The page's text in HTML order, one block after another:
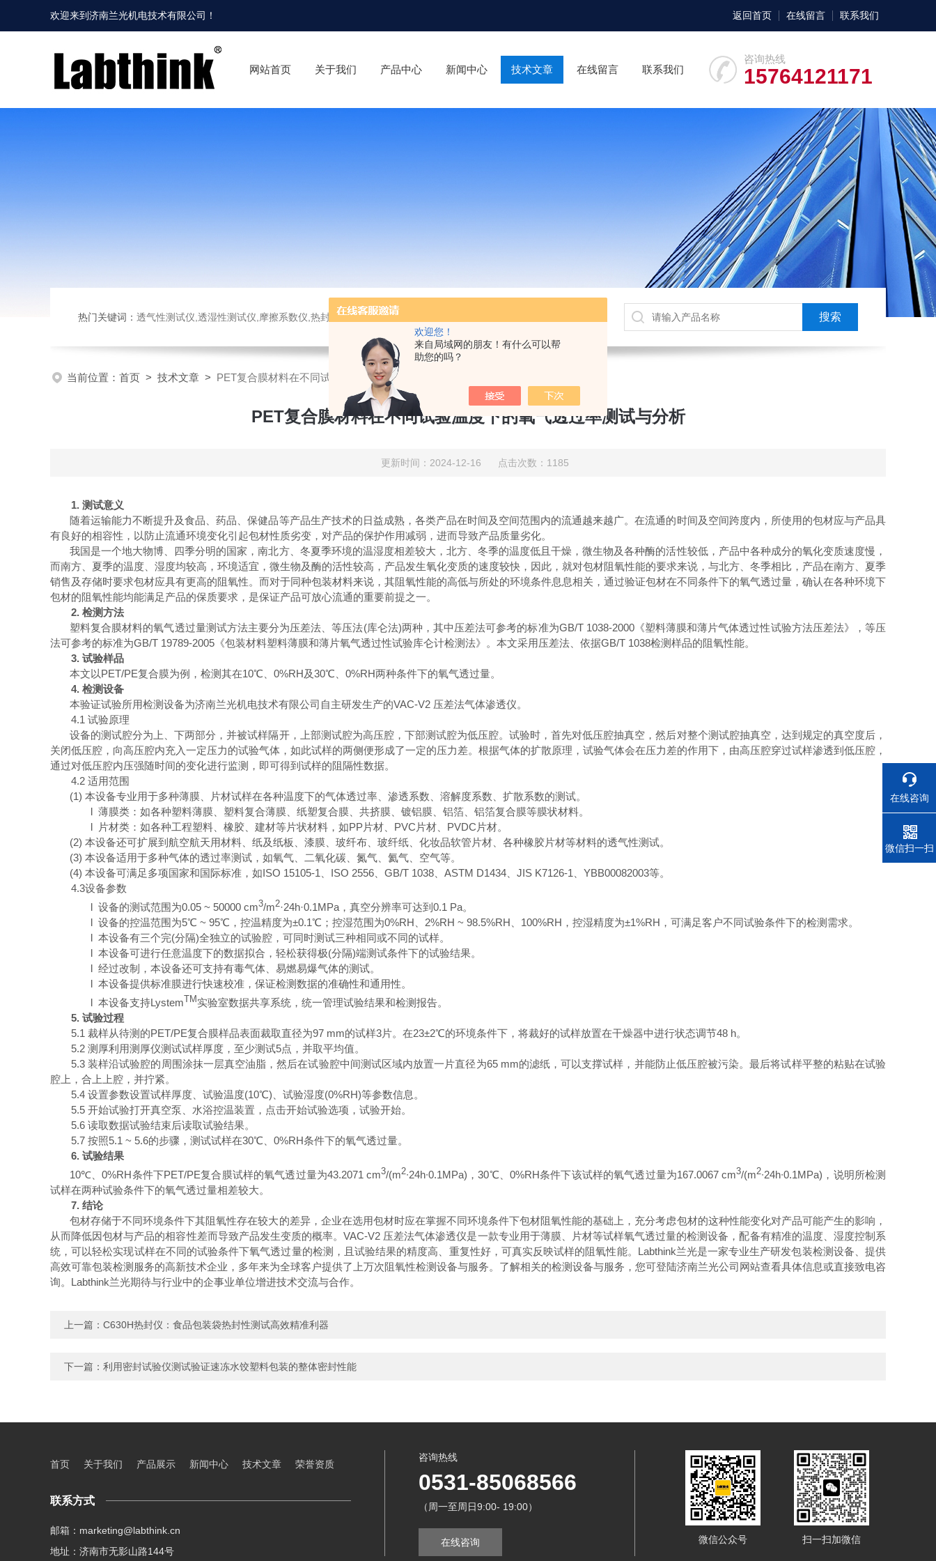
欢迎您！
来自局域网的朋友！有什么可以帮
助您的吗？
欢迎来到济南兰光机电技术有限公司 ！ 返回首页 在线留言 联系我们
咨询热线
15764121171
网站首页 关于我们 产品中心 新闻中心 技术文章 在线留言 联系我们
热门关键词： 透气性测试仪,透湿性测试仪,摩擦系数仪,热封试验仪,密封试验仪,等压法透氧仪,电子拉力试验机,测厚仪,瓶盖扭矩仪,顶空残氧仪
当前位置： 首页 > 技术文章 > PET复合膜材料在不同试验温度下的氧气透过率测试与分析
PET复合膜材料在不同试验温度下的氧气透过率测试与分析
更新时间：2024-12-16 点击次数：1185
1. 测试意义
随着运输能力不断提升及食品、药品、保健品等产品生产技术的日益成熟，各类产品在时间及空间范围内的流通越来越广。在流通的时间及空间跨度内，所使用的包材应与产品具
有良好的相容性，以防止流通环境变化引起包材性质劣变，对产品的保护作用减弱，进而导致产品质量劣化。
我国是一个地大物博、四季分明的国家，南北方、冬夏季环境的温湿度相差较大，北方、冬季的温度低且干燥，微生物及各种酶的活性较低，产品中各种成分的氧化变质速度慢，
而南方、夏季的温度、湿度均较高，环境适宜，微生物及酶的活性较高，产品发生氧化变质的速度较快，因此，就对包材阻氧性能的要求来说，与北方、冬季相比，产品在南方、夏季
销售及存储时要求包材应具有更高的阻氧性。而对于同种包装材料来说，其阻氧性能的高低与所处的环境条件息息相关，通过验证包材在不同条件下的氧气透过量，确认在各种环境下
包材的阻氧性能均能满足产品的保质要求，是保证产品可放心流通的重要前提之一。
2. 检测方法
塑料复合膜材料的氧气透过量测试方法主要分为压差法、等压法(库仑法)两种，其中压差法可参考的标准为GB/T 1038-2000《塑料薄膜和薄片气体透过性试验方法压差法》，等压
法可参考的标准为GB/T 19789-2005 《包装材料塑料薄膜和薄片氧气透过性试验库仑计检测法》。本文采用压差法、依据GB/T 1038检测样品的阻氧性能。
3. 试验样品
本文以PET/PE复合膜为例，检测其在10℃ 0%RH及30℃ 0%RH两种条件下的氧气透过量。
4. 检测设备
本验证试验所用检测设备为济南兰光机电技术有限公司自主研发生产的VAC-V2 压差法气体渗透仪。
4.1 试验原理
设备的测试腔分为上、下两部分，并被试样隔开，上部测试腔为高压腔，下部测试腔为低压腔。试验时，首先对低压腔抽真空，然后对整个测试腔抽真空，达到规定的真空度后，
关闭低压腔，向高压腔内充入一定压力的试验气体，如此试样的两侧便形成了一定的压力差。根据气体的扩散原理，试验气体会在压力差的作用下，由高压腔穿过试样渗透到低压腔，
通过对低压腔内压强随时间的变化进行监测，即可得到试样的阻隔性数据。
4.2 适用范围
(1) 本设备专业用于多种薄膜、片材试样在各种温度下的气体透过率、渗透系数、溶解度系数、扩散系数的测试。
l 薄膜类：如各种塑料薄膜、塑料复合薄膜、纸塑复合膜、共挤膜、镀铝膜、铝箔、铝箔复合膜等膜状材料。
l
片材类：如各种工程塑料、橡胶、建材等片状材料，如PP片材、 PVC 片材、 PVDC 片材。
(2) 本设备还可扩展到航空航天用材料、纸及纸板、漆膜、玻纤布、玻纤纸、化妆品软管片材、各种橡胶片材等材料的透气性测试。
(3) 本设备适用于多种气体的透过率测试，如氧气、二氧化碳、氮气、氦气、空气等。
(4) 本设备可满足多项国家和国际标准，如ISO 15105-1 ISO 2556 GB/T 1038 ASTM D1434 JIS K7126-1 YBB00082003等。
4.3设备参数
l 设备的测试范围为0.05 ~ 50000 cm3/m2·24h·0.1MPa ，真空分辨率可达到 0.1 Pa。
l 设备的控温范围为5℃ ~ 95℃ ，控温精度为±0.1℃ ；控湿范围为0%RH 2%RH ~ 98.5%RH 100%RH ，控湿精度为±1%RH ，可满足客户不同试验条件下的检测需求。
l 本设备有三个完(分隔)全独立的试验腔，可同时测试三种相同或不同的试样。
l 本设备可进行任意温度下的数据拟合，轻松获得极(分隔)端测试条件下的试验结果。
l 经过改制，本设备还可支持有毒气体、易燃易爆气体的测试。
l 本设备提供标准膜进行快速校准，保证检测数据的准确性和通用性。
l 本设备支持Lystem TM 实验室数据共享系统，统一管理试验结果和检测报告。
5. 试验过程
5.1 裁样从待测的PET/PE复合膜样品表面裁取直径为97 mm的试样3片。在23±2℃的环境条件下，将裁好的试样放置在干燥器中进行状态调节48 h。
5.2 测厚利用测厚仪测试试样厚度，至少测试5点，并取平均值。
5.3 装样沿试验腔的周围涂抹一层真空油脂，然后在试验腔中间测试区域内放置一片直径为65 mm的滤纸，可以支撑试样，并能防止低压腔被污染。最后将试样平整的粘贴在试验
腔上，合上上腔，并拧紧。
5.4 设置参数设置试样厚度、试验温度(10℃) 、试验湿度(0%RH)等参数信息。
5.5 开始试验打开真空泵、水浴控温装置，点击开始试验选项，试验开始。
5.6 读取数据试验结束后读取试验结果。
5.7 按照5.1 ~ 5.6的步骤，测试试样在30℃ 0%RH条件下的氧气透过量。
6. 试验结果
10℃ 、0%RH条件下PET/PE复合膜试样的氧气透过量为43.2071 cm3/(m2∙24h∙0.1MPa) ，30℃ 0%RH条件下该试样的氧气透过量为167.0067 cm3/(m2∙24h∙0.1MPa) ，说明所检测
试样在两种试验条件下的氧气透过量相差较大。
7. 结论
包材存储于不同环境条件下其阻氧性存在较大的差异，企业在选用包材时应在掌握不同环境条件下包材阻氧性能的基础上，充分考虑包材的这种性能变化对产品可能产生的影响，
从而降低因包材与产品的相容性差而导致产品发生变质的概率。VAC-V2 压差法气体渗透仪是一款专业用于薄膜、片材等试样氧气透过量的检测设备，配备有精准的温度、湿度控制系
统，可以轻松实现试样在不同的试验条件下氧气透过量的检测，且试验结果的精度高、重复性好，可真实反映试样的阻氧性能。 Labthink兰光是一家专业生产研发包装检测设备、提供
高效可靠包装检测服务的高新技术企业， 多年来为全球客户提供了上万次阻氧性检测设备与服务。了解相关的检测设备与服务，您可登陆济南兰光公司网站查看具体信息或直接致电咨
询。 Labthink兰光期待与行业中的企事业单位增进技术交流与合作。
上一篇： C630H热封仪：食品包装袋热封性测试高效精准利器
下一篇： 利用密封试验仪测试验证速冻水饺塑料包装的整体密封性能
首页 关于我们 产品展示 新闻中心 技术文章 荣誉资质
联系方式
邮箱：marketing@labthink.cn
地址：济南市无影山路144号
咨询热线
0531-85068566
（周一至周日9:00- 19:00）
在线咨询 微信公众号 扫一扫加微信
在线咨询
电话
微信扫一扫